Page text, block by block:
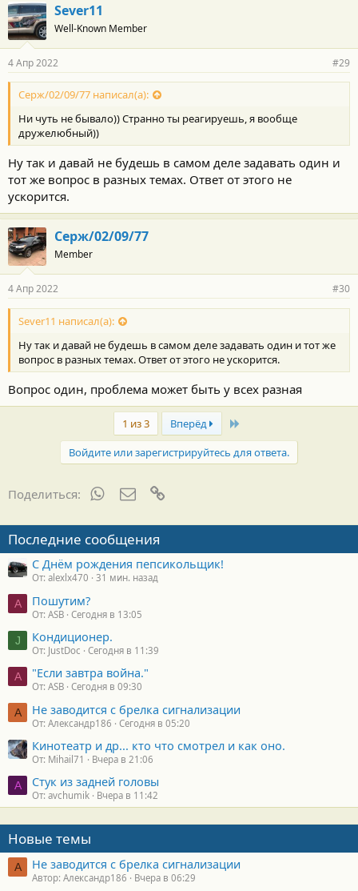
Sever11
Well-Known Member
4 Апр 2022 #29
Серж/02/09/77 написал(а):
Ни чуть не бывало)) Странно ты реагируешь, я вообще
дружелюбный))
Ну так и давай не будешь в самом деле задавать один и
тот же вопрос в разных темах. Ответ от этого не
ускорится.
Серж/02/09/77
Member
4 Апр 2022 #30
Sever11 написал(а):
Ну так и давай не будешь в самом деле задавать один и тот же
вопрос в разных темах. Ответ от этого не ускорится.
Вопрос один, проблема может быть у всех разная
1 из 3 Вперёд Last
Войдите или зарегистрируйтесь для ответа.
Поделиться: WhatsAppЭлектронная почта
Последние сообщения
С Днём рождения пепсикольщик!
От: alexlx470 31 мин. назад
A Пошутим?
От: ASB Сегодня в 13:05
J Кондиционер.
От: JustDoc Сегодня в 11:39
A "Если завтра война."
От: ASB Сегодня в 09:30
А Не заводится с брелка сигнализации
От: Александр186 Сегодня в 05:20
Кинотеатр и др... кто что смотрел и как оно.
От: Mihail71 Вчера в 21:06
A Стук из задней головы
От: avchumik Вчера в 11:42
Новые темы
А Не заводится с брелка сигнализации
Автор: Александр186 Вчера в 06:29